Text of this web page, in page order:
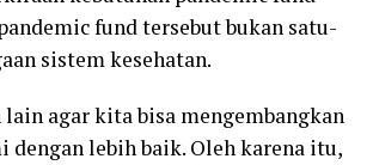
fund tersebut bukan satu-
sistem kesehatan.
agar kita bisa mengembangkan
lebih baik. Oleh karena itu,